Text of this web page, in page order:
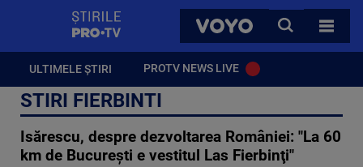
VOYO
CAUTA
TOATE
ULTIMELE ȘTIRI PROTV NEWS LIVE
STIRI FIERBINTI
Isărescu, despre dezvoltarea României: "La 60
km de Bucureşti e vestitul Las Fierbinţi"